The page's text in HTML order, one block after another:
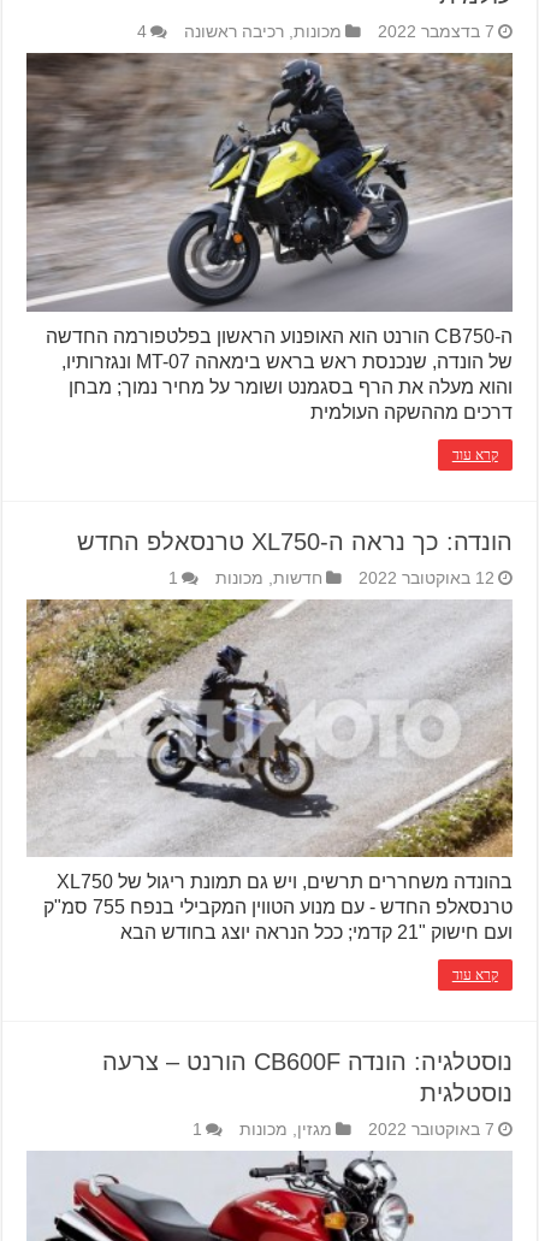
7 בדצמבר 2022 מכונות ,רכיבה ראשונה 4
ה-CB750 הורנט הוא האופנוע הראשון בפלטפורמה החדשה
של הונדה, שנכנסת ראש בראש בימאהה MT-07 ונגזרותיו,
והוא מעלה את הרף בסגמנט ושומר על מחיר נמוך; מבחן
דרכים מההשקה העולמית
קרא עוד
הונדה: כך נראה ה-XL750 טרנסאלפ החדש
12 באוקטובר 2022 חדשות מכונות 1
בהונדה משחררים תרשים, ויש גם תמונת ריגול של XL750
טרנסאלפ החדש - עם מנוע הטווין המקבילי בנפח 755 סמ"ק
ועם חישוק "21 קדמי; ככל הנראה יוצג בחודש הבא
קרא עוד
נוסטלגיה: הונדה CB600F הורנט – צרעה
נוסטלגית
7 באוקטובר 2022 מגזין, מכונות 1